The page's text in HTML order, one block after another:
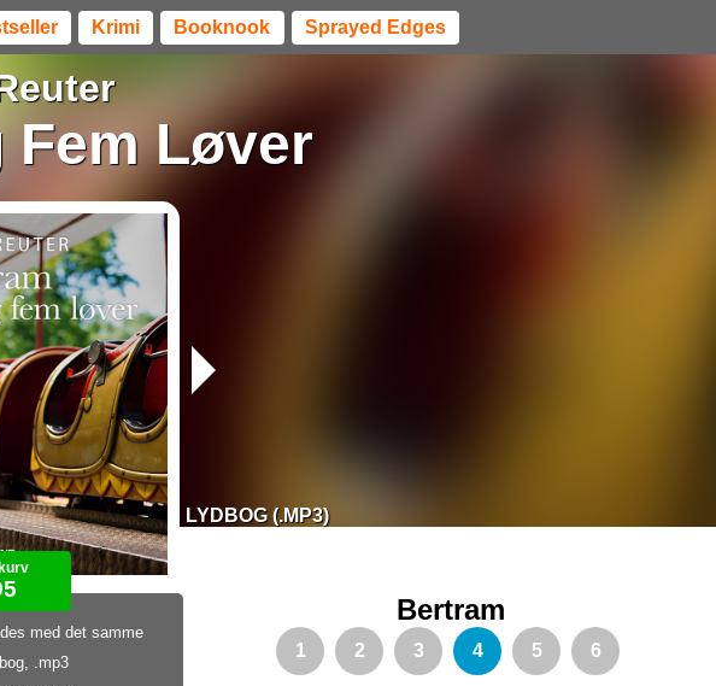
Krimi Booknook Sprayed Edges
Fem Løver
LYDBOG (.MP3)
med det samme
.mp3
Bertram
1 2 3 4 5 6